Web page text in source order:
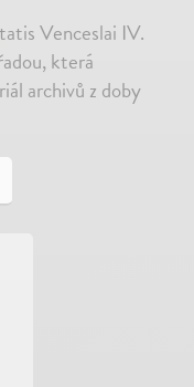
Venceslai IV.
která
archivů z doby